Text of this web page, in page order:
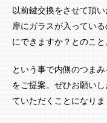
以前鍵交換をさせて頂い
扉にガラスが入ってい
にできますか？とのこと
という事で内側のつま
をご提案。ぜひお願い
ていただくことになりま